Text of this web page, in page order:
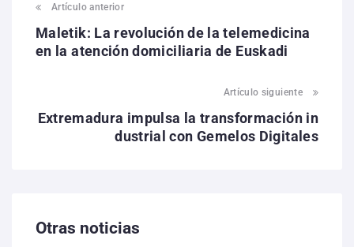
Artículo anterior
Maletik: La revolución de la telemedicina
en la atención domiciliaria de Euskadi
Artículo siguiente
Extremadura impulsa la transformación in
dustrial con Gemelos Digitales
Otras noticias